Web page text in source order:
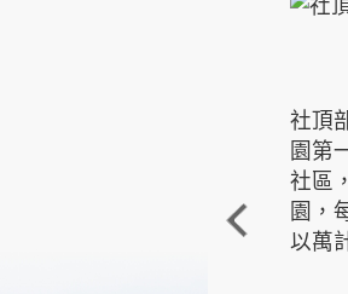
社頂
園第
社區
園，
以萬